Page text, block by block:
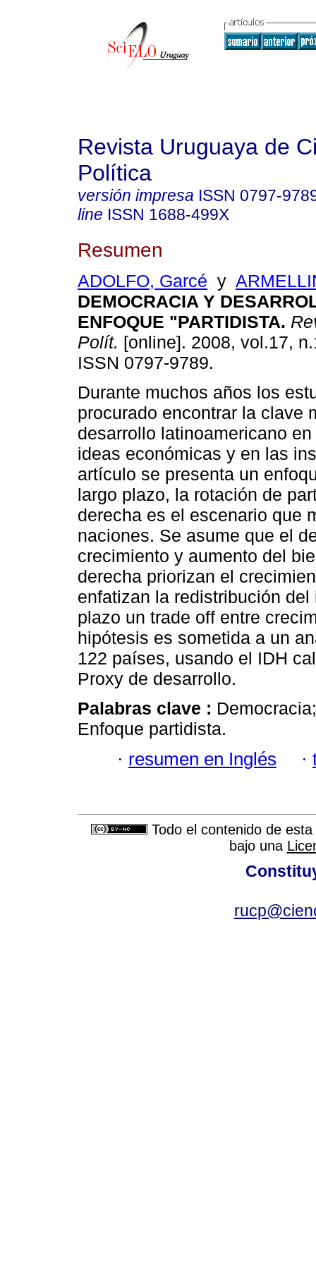
Revista Uruguaya de
Política
versión impresa ISSN 0797-
line ISSN 1688-499X
Resumen
ADOLFO, Garcé y
DEMOCRACIA Y
ENFOQUE "PARTIDISTA.
Polít. [online]. 2008, vol.17,
ISSN 0797-9789.
Durante muchos años los
procurado encontrar la clave
desarrollo latinoamericano
ideas económicas y en las
artículo se presenta un
largo plazo, la rotación de
derecha es el escenario que
naciones. Se asume que el
crecimiento y aumento del
derecha priorizan el
enfatizan la redistribución
plazo un trade off entre
hipótesis es sometida a un
122 países, usando el IDH
Proxy de desarrollo.
Palabras clave :
Enfoque partidista.
· resumen en Inglés ·
Todo el contenido de
bajo una